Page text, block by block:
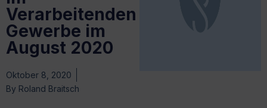
Verarbeitenden
Gewerbe im
August 2020
Oktober 8, 2020
By Roland Braitsch